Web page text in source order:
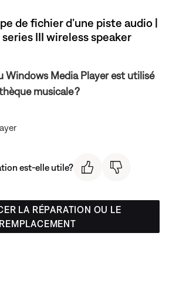
de fichier d’une piste audio |
III wireless speaker
Windows Media Player est utilisé
musicale ?
est-elle utile?
LA RÉPARATION OU LE
REMPLACEMENT